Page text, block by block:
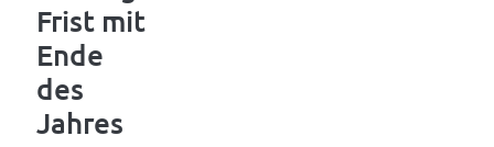
Frist mit
Ende
des
Jahres